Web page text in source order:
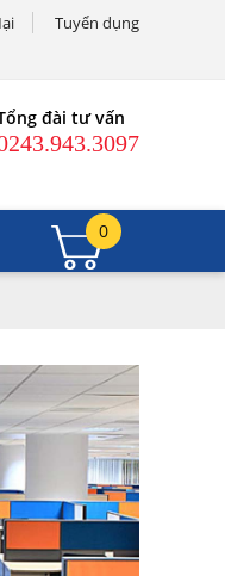
Tuyển dụng
đài tư vấn
0